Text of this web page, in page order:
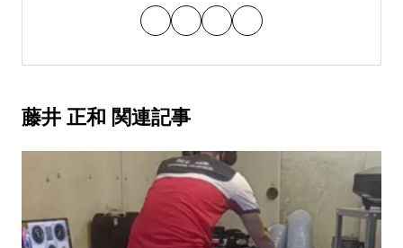
藤井 正和 関連記事